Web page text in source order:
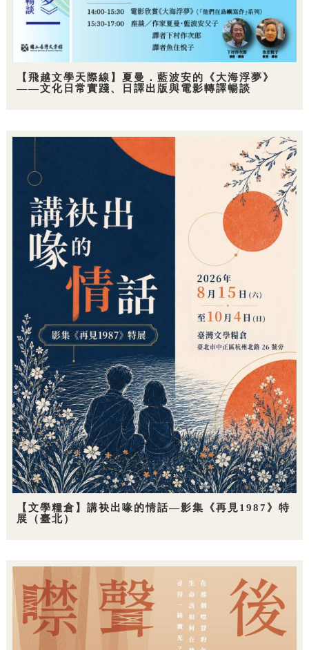
【飛越文學天際線】夏曼．藍波安的《大海浮夢》
——文化日常實踐、日譯出版與電影轉譯暢談
【文學糧倉】講袂出喙的情話—影集《再見1987》特
展（臺北）